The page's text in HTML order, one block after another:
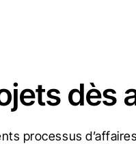
dès
processus